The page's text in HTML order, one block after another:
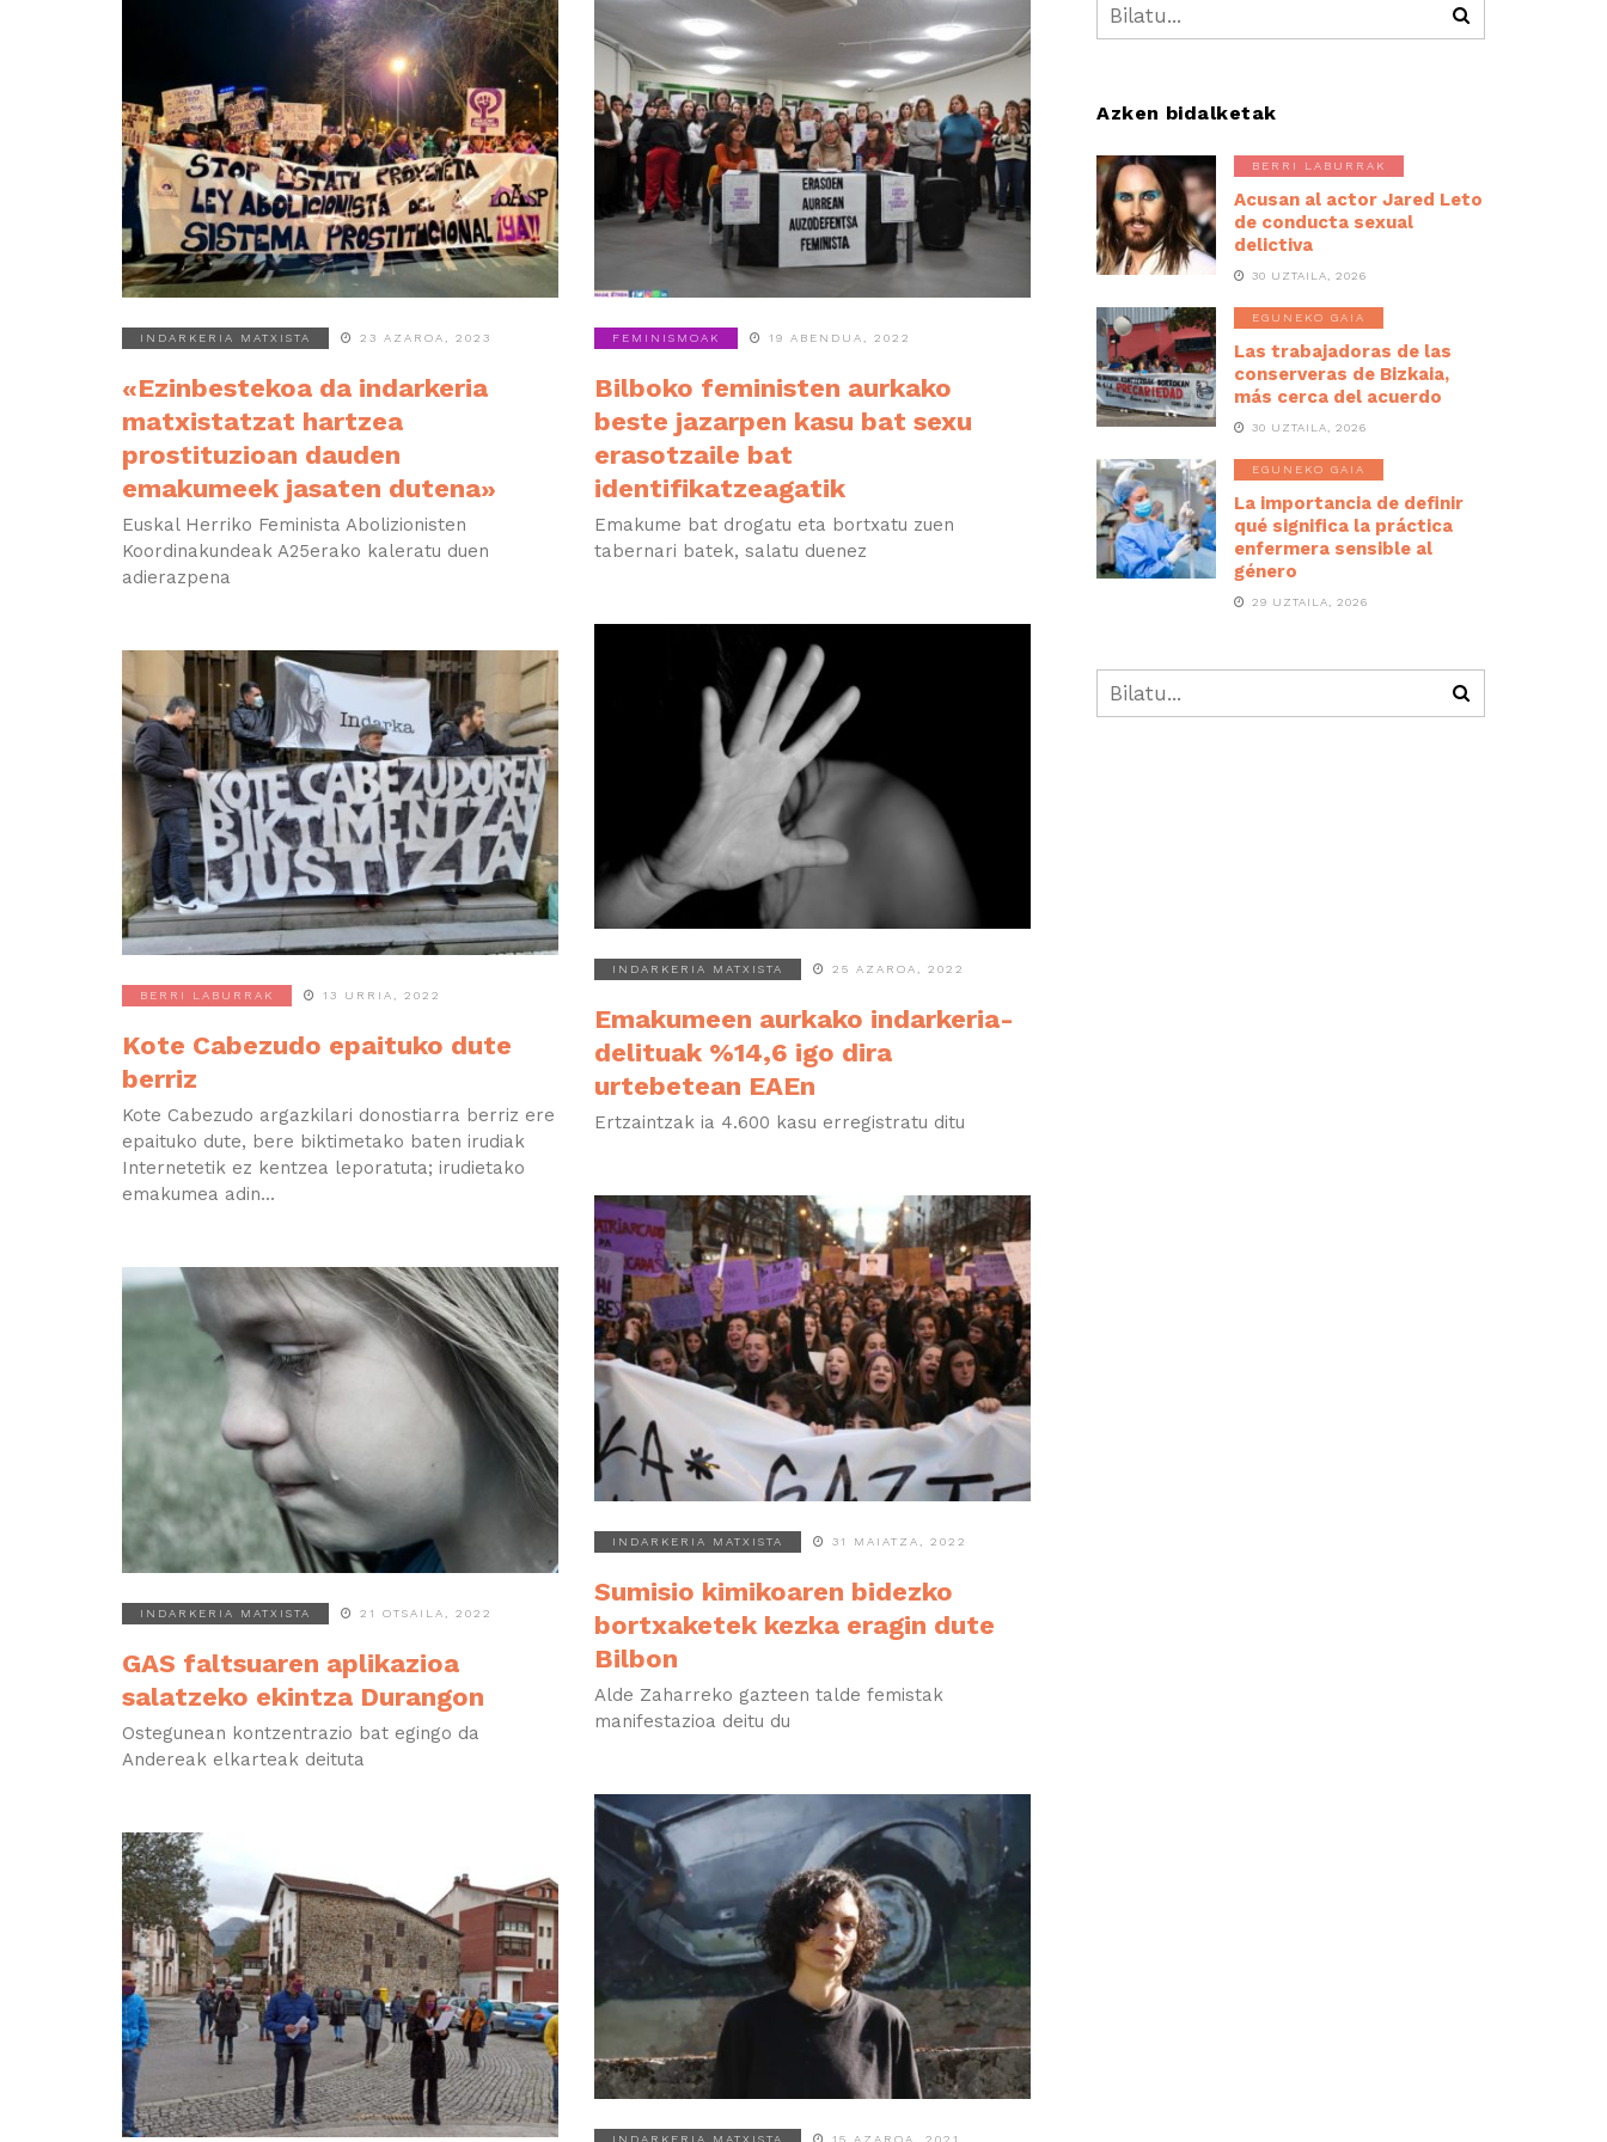
INDARKERIA MATXISTA 23 AZAROA, 2023
«Ezinbestekoa da indarkeria
matxistatzat hartzea
prostituzioan dauden
emakumeek jasaten dutena»
Euskal Herriko Feminista Abolizionisten
Koordinakundeak A25erako kaleratu duen
adierazpena
FEMINISMOAK 19 ABENDUA, 2022
Bilboko feministen aurkako
beste jazarpen kasu bat sexu
erasotzaile bat
identifikatzeagatik
Emakume bat drogatu eta bortxatu zuen
tabernari batek, salatu duenez
INDARKERIA MATXISTA 25 AZAROA, 2022
Emakumeen aurkako indarkeria-
delituak %14,6 igo dira
urtebetean EAEn
Ertzaintzak ia 4.600 kasu erregistratu ditu
BERRI LABURRAK 13 URRIA, 2022
Kote Cabezudo epaituko dute
berriz
Kote Cabezudo argazkilari donostiarra berriz ere
epaituko dute, bere biktimetako baten irudiak
Internetetik ez kentzea leporatuta; irudietako
emakumea adin...
INDARKERIA MATXISTA 31 MAIATZA, 2022
Sumisio kimikoaren bidezko
bortxaketek kezka eragin dute
Bilbon
Alde Zaharreko gazteen talde femistak
manifestazioa deitu du
INDARKERIA MATXISTA 21 OTSAILA, 2022
GAS faltsuaren aplikazioa
salatzeko ekintza Durangon
Ostegunean kontzentrazio bat egingo da
Andereak elkarteak deituta
INDARKERIA MATXISTA 15 AZAROA, 2021
Azken bidalketak
BERRI LABURRAK
Acusan al actor Jared Leto
de conducta sexual
delictiva
30 UZTAILA, 2026
EGUNEKO GAIA
Las trabajadoras de las
conserveras de Bizkaia,
más cerca del acuerdo
30 UZTAILA, 2026
EGUNEKO GAIA
La importancia de definir
qué significa la práctica
enfermera sensible al
género
29 UZTAILA, 2026